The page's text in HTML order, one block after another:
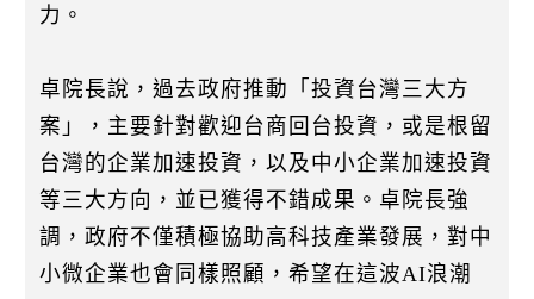
力。
卓院長說，過去政府推動「投資台灣三大方
案」，主要針對歡迎台商回台投資，或是根留
台灣的企業加速投資，以及中小企業加速投資
等三大方向，並已獲得不錯成果。卓院長強
調，政府不僅積極協助高科技產業發展，對中
小微企業也會同樣照顧，希望在這波AI浪潮